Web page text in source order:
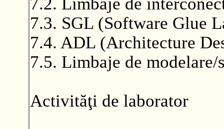
7.3. SGL (Software Glue
7.4. ADL (Architecture
7.5. Limbaje de
Activităţi de laborator